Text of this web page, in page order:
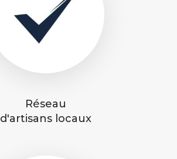
Réseau
d'artisans locaux